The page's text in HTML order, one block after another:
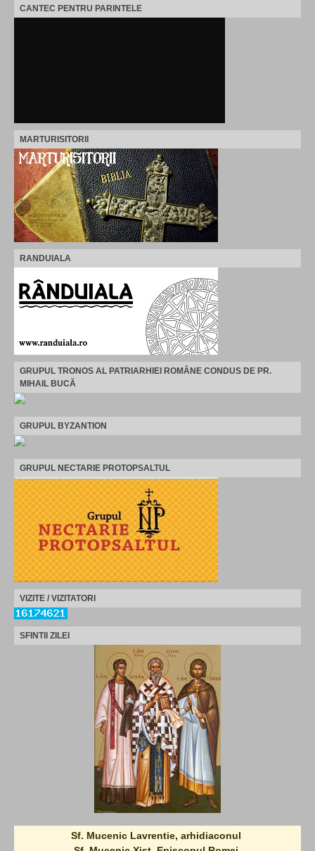
CANTEC PENTRU PARINTELE
MARTURISITORII
RANDUIALA
GRUPUL TRONOS AL PATRIARHIEI ROMÂNE CONDUS DE PR.
MIHAIL BUCĂ
GRUPUL BYZANTION
GRUPUL NECTARIE PROTOPSALTUL
VIZITE / VIZITATORI
SFINTII ZILEI
Sf. Mucenic Lavrentie, arhidiaconul